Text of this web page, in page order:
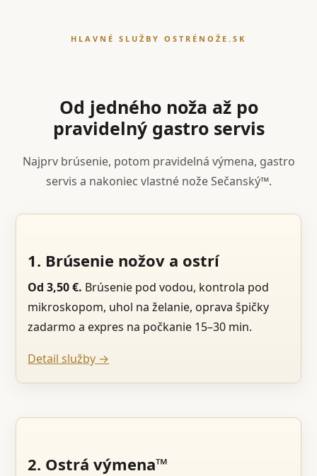
HLAVNÉ SLUŽBY OSTRÉNOŽE.SK
Od jedného noža až po
pravidelný gastro servis
Najprv brúsenie, potom pravidelná výmena, gastro
servis a nakoniec vlastné nože Sečanský™.
1. Brúsenie nožov a ostrí
Od 3,50 €. Brúsenie pod vodou, kontrola pod
mikroskopom, uhol na želanie, oprava špičky
zadarmo a expres na počkanie 15–30 min.
Detail služby →
2. Ostrá výmena™